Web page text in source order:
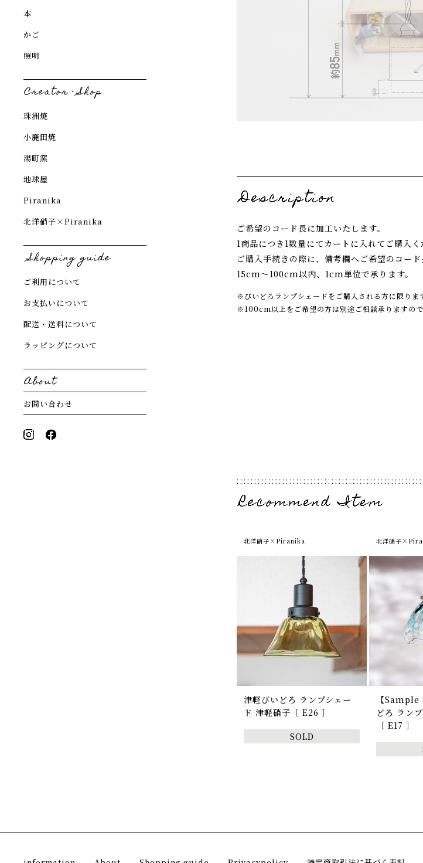
本
かご
照明
珠洲焼
小鹿田焼
湯町窯
地球屋
Piranika
北洋硝子×Piranika
ご利用について
お支払いについて
配送・送料について
ラッピングについて
お問い合わせ
ご希望のコード長に加工いたします。
1商品につき1数量にてカートに入れてご購入く
ご購入手続きの際に、備考欄へご希望のコード
15cm〜100cm以内、1cm単位で承ります。
※びいどろランプシェードをご購入される方に限りま
※100cm以上をご希望の方は別途ご相談承りますので
北洋硝子×Piranika
津軽びいどろ ランプシェー
ド 津軽硝子［ E26 ］
SOLD
北洋硝子
【Sample
どろ ラン
［ E17 ］